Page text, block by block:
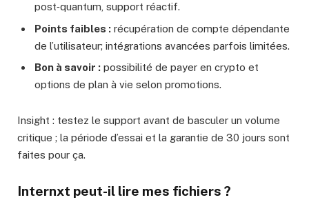
post‑quantum, support réactif.
Points faibles : récupération de compte dépendante
de l’utilisateur; intégrations avancées parfois limitées.
Bon à savoir : possibilité de payer en crypto et
options de plan à vie selon promotions.
Insight : testez le support avant de basculer un volume
critique ; la période d’essai et la garantie de 30 jours sont
faites pour ça.
Internxt peut-il lire mes fichiers ?